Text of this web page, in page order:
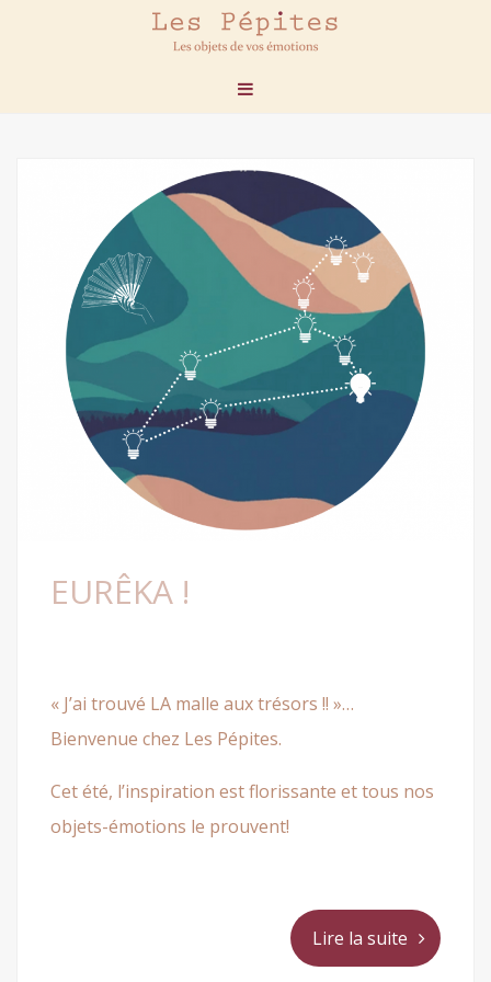
EURÊKA !
« J’ai trouvé LA malle aux trésors !! »…
Bienvenue chez Les Pépites.
Cet été, l’inspiration est florissante et tous nos
objets-émotions le prouvent!
Lire la suite